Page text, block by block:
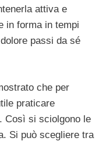
attiva e
in forma in tempi
passi da sé
che per
praticare
Così si sciolgono le
Si può scegliere tra